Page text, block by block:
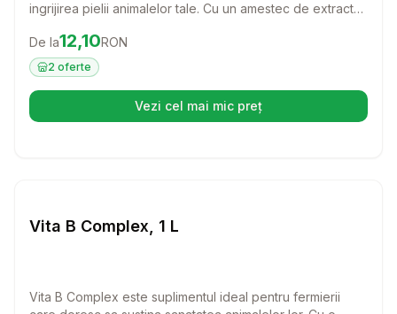
ingrijirea pielii animalelor tale. Cu un amestec de extracte
ideal pentru a trata diverse afectiuni ale pielii si a
promova o recuperare rapida.
Preț:12.10 RON
De la12,10RON
2 oferte
Vezi cel mai mic preț(se deschide într-o filă nouă)
Vita B Complex, 1 L
Vita B Complex este suplimentul ideal pentru fermierii